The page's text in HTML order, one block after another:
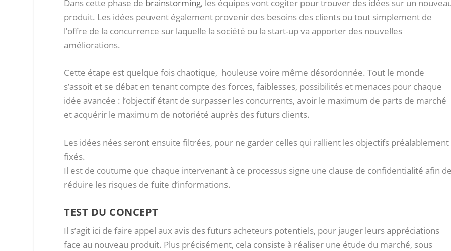
Dans cette phase de brainstorming, les équipes vont cogiter pour trouver des idées sur un
produit. Les idées peuvent également provenir des besoins des clients ou tout simplement de
l’offre de la concurrence sur laquelle la société ou la start-up va apporter des nouvelles
améliorations.
Cette étape est quelque fois chaotique, houleuse voire même désordonnée. Tout le monde
s’assoit et se débat en tenant compte des forces, faiblesses, possibilités et menaces pour chaque
idée avancée : l’objectif étant de surpasser les concurrents, avoir le maximum de parts de marché
et acquérir le maximum de notoriété auprès des futurs clients.
Les idées nées seront ensuite filtrées, pour ne garder celles qui rallient les objectifs préalablement
fixés.
Il est de coutume que chaque intervenant à ce processus signe une clause de confidentialité afin
réduire les risques de fuite d’informations.
TEST DU CONCEPT
Il s’agit ici de faire appel aux avis des futurs acheteurs potentiels, pour jauger leurs appréciations
face au nouveau produit. Plus précisément, cela consiste à réaliser une étude du marché, sous